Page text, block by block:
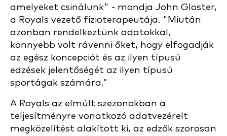
amelyeket csinálunk" - mondja John Gloster,
a Royals vezető fizioterapeutája. "Miután
azonban rendelkeztünk adatokkal,
könnyebb volt rávenni őket, hogy elfogadják
az egész koncepciót és az ilyen típusú
edzések jelentőségét az ilyen típusú
sportágak számára."
A Royals az elmúlt szezonokban a
teljesítményre vonatkozó adatvezérelt
megközelítést alakított ki, az edzők szorosan